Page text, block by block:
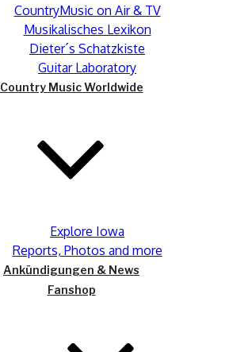
CountryMusic on Air & TV
Musikalisches Lexikon
Dieter´s Schatzkiste
Guitar Laboratory
Country Music Worldwide
Explore Iowa
Reports, Photos and more
Ankündigungen & News
Fanshop